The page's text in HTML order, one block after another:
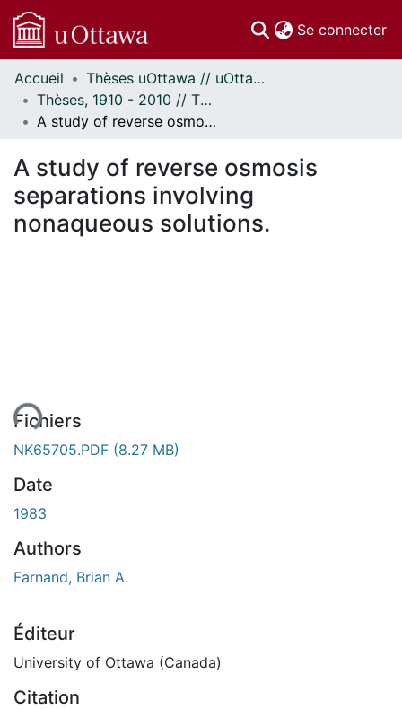
Se connecter
Communautés
et collections
Parcourir
À propos
Accueil
Thèses uOttawa // uOttawa Theses
Thèses, 1910 - 2010 // Theses, 1910 - 2010
A study of reverse osmosis separations involving nonaqueous solutions.
A study of reverse osmosis
separations involving
nonaqueous solutions.
Fichiers
NK65705.PDF (8.27 MB)
Date
1983
Authors
Farnand, Brian A.
Éditeur
University of Ottawa (Canada)
Citation